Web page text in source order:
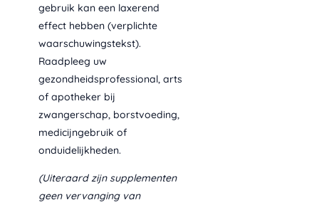
gebruik kan een laxerend
effect hebben (verplichte
waarschuwingstekst).
Raadpleeg uw
gezondheidsprofessional, arts
of apotheker bij
zwangerschap, borstvoeding,
medicijngebruik of
onduidelijkheden.
(Uiteraard zijn supplementen
geen vervanging van